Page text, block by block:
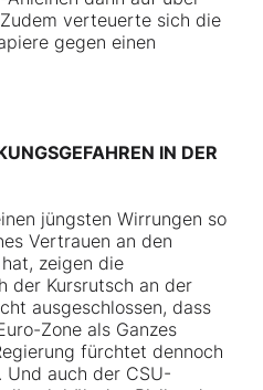
verteuerte sich die
gegen einen
IN DER
jüngsten Wirrungen so
Vertrauen an den
zeigen die
der Kursrutsch an der
ausgeschlossen, dass
Zone als Ganzes
fürchtet dennoch
Und auch der CSU-